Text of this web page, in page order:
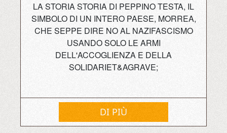
LA STORIA STORIA DI PEPPINO TESTA, IL
SIMBOLO DI UN INTERO PAESE, MORREA,
CHE SEPPE DIRE NO AL NAZIFASCISMO
USANDO SOLO LE ARMI
DELL'ACCOGLIENZA E DELLA
SOLIDARIET&AGRAVE;
DI PIÙ